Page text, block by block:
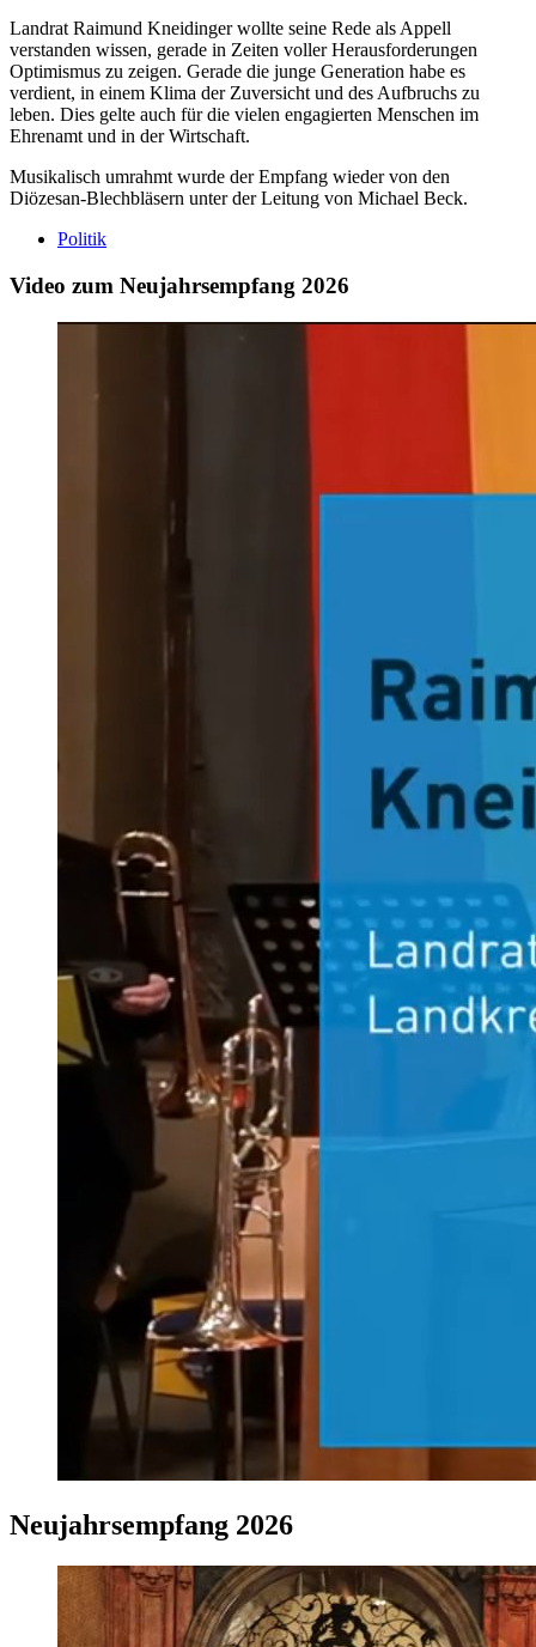
Landrat Raimund Kneidinger wollte seine Rede als Appell
verstanden wissen, gerade in Zeiten voller Herausforderungen
Optimismus zu zeigen. Gerade die junge Generation habe es
verdient, in einem Klima der Zuversicht und des Aufbruchs zu
leben. Dies gelte auch für die vielen engagierten Menschen im
Ehrenamt und in der Wirtschaft.
Musikalisch umrahmt wurde der Empfang wieder von den
Diözesan-Blechbläsern unter der Leitung von Michael Beck.
Politik
Video zum Neujahrsempfang 2026
Neujahrsempfang 2026